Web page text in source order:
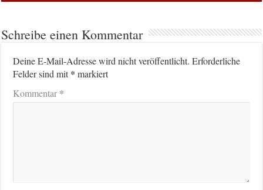
Schreibe einen Kommentar
Deine E-Mail-Adresse wird nicht veröffentlicht. Erforderliche
Felder sind mit* markiert
Kommentar*